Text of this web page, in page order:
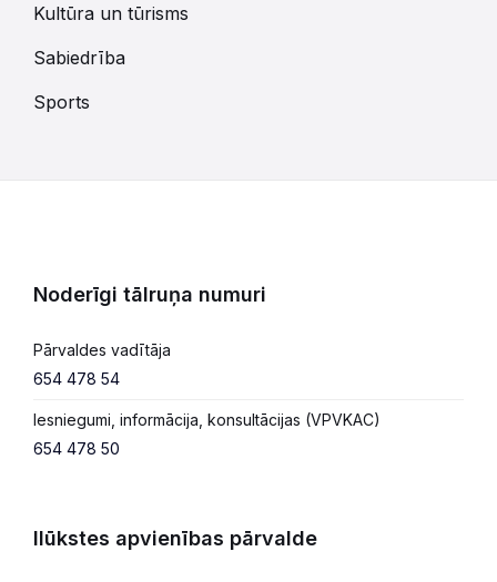
Kultūra un tūrisms
Sabiedrība
Sports
Noderīgi tālruņa numuri
Pārvaldes vadītāja
654 478 54
Iesniegumi, informācija, konsultācijas (VPVKAC)
654 478 50
Ilūkstes apvienības pārvalde